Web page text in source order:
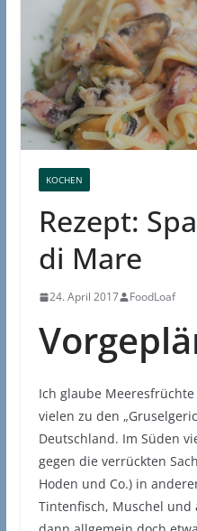
KOCHEN
Rezept:
di Mare
24. April 2017 FoodLoaf
Ich glaube
vielen zu den
Deutschland. Im Süden
gegen die verrückten
Hoden und Co.) in
Tintenfisch, Muschel